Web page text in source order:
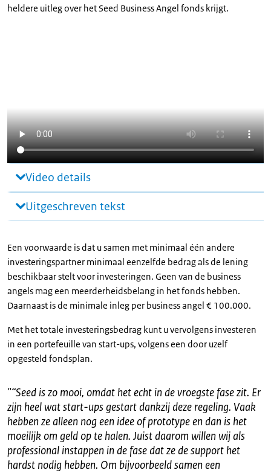
heldere uitleg over het Seed Business Angel fonds krijgt.
Video details
Uitgeschreven tekst
Een voorwaarde is dat u samen met minimaal één andere
investeringspartner minimaal eenzelfde bedrag als de lening
beschikbaar stelt voor investeringen. Geen van de business
angels mag een meerderheidsbelang in het fonds hebben.
Daarnaast is de minimale inleg per business angel € 100.000.
Met het totale investeringsbedrag kunt u vervolgens investeren
in een portefeuille van start-ups, volgens een door uzelf
opgesteld fondsplan.
"“Seed is zo mooi, omdat het echt in de vroegste fase zit. Er
zijn heel wat start-ups gestart dankzij deze regeling. Vaak
hebben ze alleen nog een idee of prototype en dan is het
moeilijk om geld op te halen. Juist daarom willen wij als
professional instappen in de fase dat ze de support het
hardst nodig hebben. Om bijvoorbeeld samen een